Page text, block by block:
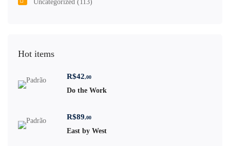
Uncategorized (113)
Hot items
R$42,00
Do the Work
R$89,00
East by West